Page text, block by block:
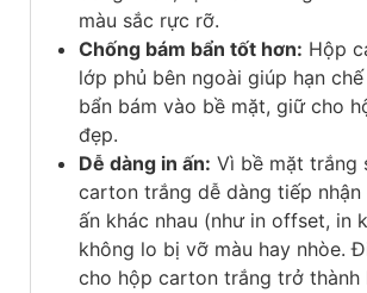
màu sắc rực rỡ.
Chống bám bẩn tốt hơn: Hộp
lớp phủ bên ngoài giúp hạn
bẩn bám vào bề mặt, giữ cho
đẹp.
Dễ dàng in ấn: Vì bề mặt trắng
carton trắng dễ dàng tiếp
ấn khác nhau (như in offset, in
không lo bị vỡ màu hay nhòe.
cho hộp carton trắng trở thành